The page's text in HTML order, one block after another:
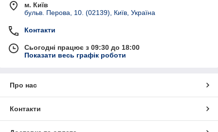
м. Київ
бульв. Перова, 10. (02139), Київ, Україна
Контакти
Сьогодні працює з 09:30 до 18:00
Показати весь графік роботи
Про нас
Контакти